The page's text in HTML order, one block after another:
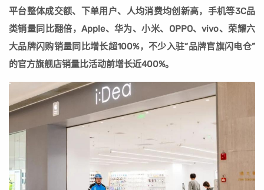
平台整体成交额、下单用户、人均消费均创新高，手机等3C品
类销量同比翻倍，Apple、华为、小米、OPPO、vivo、荣耀六
大品牌闪购销量同比增长超100%，不少入驻“品牌官旗闪电仓”
的官方旗舰店销量比活动前增长近400%。